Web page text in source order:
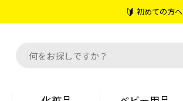
初めての方へ